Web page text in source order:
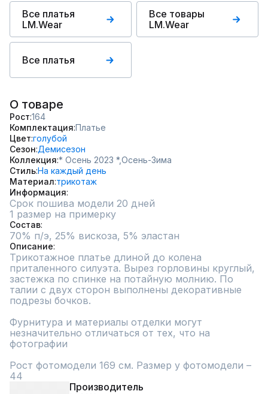
Все платья
LM.Wear
Все товары
LM.Wear
Все платья
О товаре
Рост 164
Комплектация Платье
Цвет голубой
Сезон Демисезон
Коллекция * Осень 2023 *,Осень-Зима
СтильНа каждый день
Материал трикотаж
Информация
Срок пошива модели 20 дней
1 размер на примерку
Состав
70% п/э, 25% вискоза, 5% эластан
Описание
Трикотажное платье длиной до колена
приталенного силуэта. Вырез горловины круглый,
застежка по спинке на потайную молнию. По
талии с двух сторон выполнены декоративные
подрезы бочков.
Фурнитура и материалы отделки могут
незначительно отличаться от тех, что на
фотографии
Рост фотомодели 169 см. Размер у фотомодели –
44
Производитель